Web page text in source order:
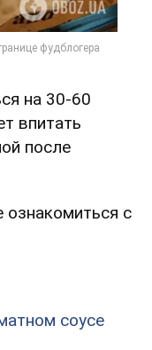
на 30-60
впитать
после
ознакомиться с
соусе